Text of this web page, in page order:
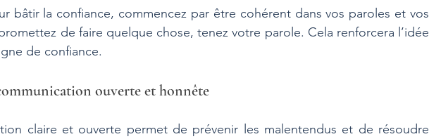
bâtir la confiance, commencez par être cohérent dans vos paroles et vos
de faire quelque chose, tenez votre parole. Cela renforcera l’idée
de confiance.
ouverte et honnête
claire et ouverte permet de prévenir les malentendus et de résoudre